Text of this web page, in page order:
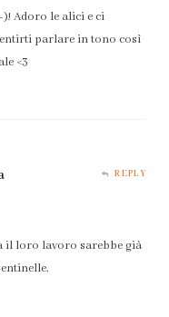
Adoro le alici e ci
parlare in tono così
<3
REPLY
il loro lavoro sarebbe già